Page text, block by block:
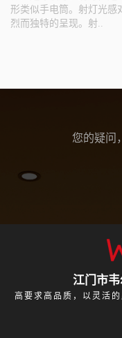
形类似手电筒。射灯光感
烈而独特的呈现。射..
您的疑问
江门市
高要求高品质，以灵活